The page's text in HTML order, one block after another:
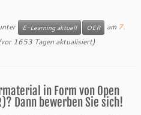
E-Learning aktuell OER am 7.
(vor 1653 Tagen aktualisiert)
in Form von Open
Dann bewerben Sie sich!